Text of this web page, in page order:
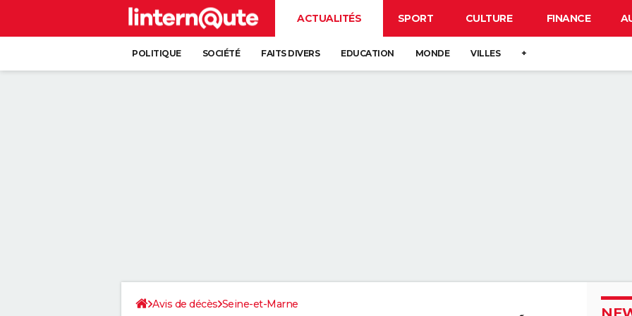
ACTUALITÉS SPORT CULTURE FINANCE
POLITIQUE SOCIÉTÉ FAITS DIVERS EDUCATION MONDE VILLES +
Avis de décès Seine-et-Marne